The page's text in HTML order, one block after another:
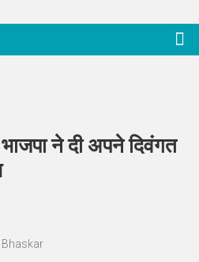
ने दी अपने दिवंगत
Bhaskar